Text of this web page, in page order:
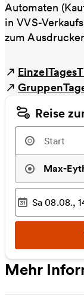
Automaten
in VVS-
zum
Reise
Max-
Ausgewählter
Sa 08.08.,
Mehr